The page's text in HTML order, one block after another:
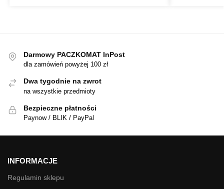
Darmowy PACZKOMAT InPost
dla zamówień powyżej 100 zł
Dwa tygodnie na zwrot
na wszystkie przedmioty
Bezpieczne płatności
Paynow / BLIK / PayPal
INFORMACJE
Regulamin sklepu